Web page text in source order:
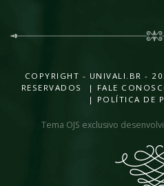
COPYRIGHT - UNIVALI.BR -
RESERVADOS |
FALE
| POLÍTICA DE
Tema OJS exclusivo